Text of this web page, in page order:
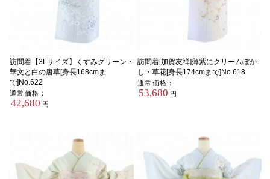
訪問着【3Lサイズ】くすみグリーン・
華文と白の唐草[身長168cmま
で]No.622
通常価格：
42,680 円
訪問着[加賀友禅]薄紫にクリームぼか
し・草花[身長174cmまで]No.618
通常価格：
53,680 円